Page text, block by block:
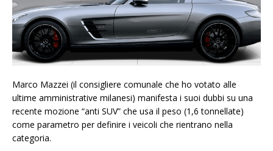
Marco Mazzei (il consigliere comunale che ho votato alle
ultime amministrative milanesi) manifesta i suoi dubbi su una
recente mozione “anti SUV” che usa il peso (1,6 tonnellate)
come parametro per definire i veicoli che rientrano nella
categoria.